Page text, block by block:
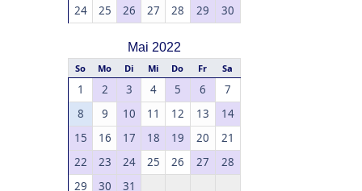
24
25 26 27 28 29 30
Mai 2022
So Mo Di Mi Do Fr Sa
1 2 3 4 5 6
7
8
9 10 11 12 13
14
15
16 17 18 19 20
21
22
23 24 25 26 27
28
29
30 31